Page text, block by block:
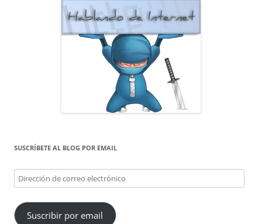
SUSCRÍBETE AL BLOG POR EMAIL
Dirección
de
correo
electrónico
Suscribir por email